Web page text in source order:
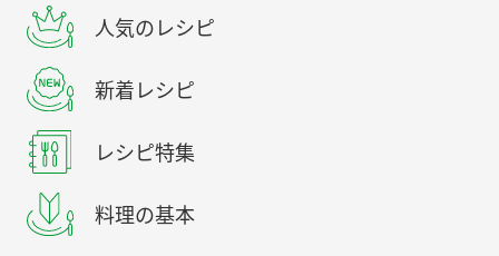
人気のレシピ
新着レシピ
レシピ特集
料理の基本